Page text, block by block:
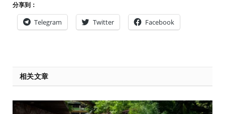
分享到：
Telegram Twitter Facebook
相关文章